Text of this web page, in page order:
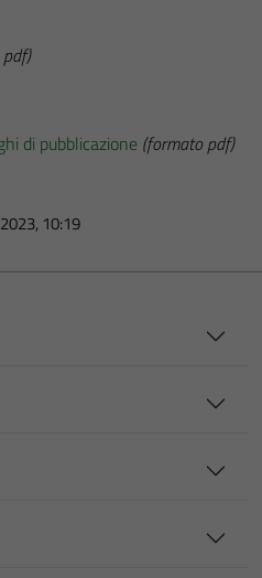
di pubblicazione (formato pdf)
10:19